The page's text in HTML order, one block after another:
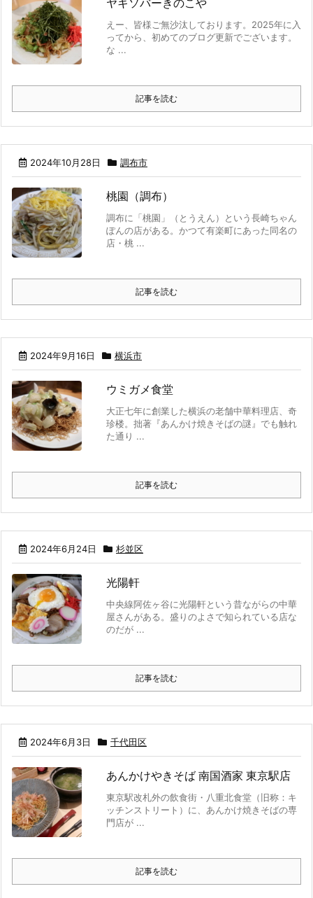
えー、皆様ご無沙汰しております。2025年に入
ってから、初めてのブログ更新でございます。
な ...
記事を読む
2024年10月28日 調布市
桃園（調布）
調布に「桃園」（とうえん）という長崎ちゃん
ぽんの店がある。かつて有楽町にあった同名の
店・桃 ...
記事を読む
2024年9月16日 横浜市
ウミガメ食堂
大正七年に創業した横浜の老舗中華料理店、奇
珍楼。拙著『あんかけ焼きそばの謎』でも触れ
た通り ...
記事を読む
2024年6月24日 杉並区
光陽軒
中央線阿佐ヶ谷に光陽軒という昔ながらの中華
屋さんがある。盛りのよさで知られている店な
のだが ...
記事を読む
2024年6月3日 千代田区
あんかけやきそば 南国酒家 東京駅店
東京駅改札外の飲食街・八重北食堂（旧称：キ
ッチンストリート）に、あんかけ焼きそばの専
門店が ...
記事を読む